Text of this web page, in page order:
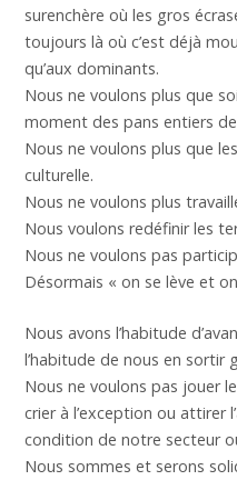
surenchère où les gros
toujours là où c’est déjà
qu’aux dominants.
Nous ne voulons plus que
moment des pans entiers
Nous ne voulons plus que
culturelle.
Nous ne voulons plus
Nous voulons redéfinir les
Nous ne voulons pas
Désormais « on se lève et
Nous avons l’habitude
l’habitude de nous en sortir
Nous ne voulons pas jouer
crier à l’exception ou attirer
condition de notre secteur
Nous sommes et serons